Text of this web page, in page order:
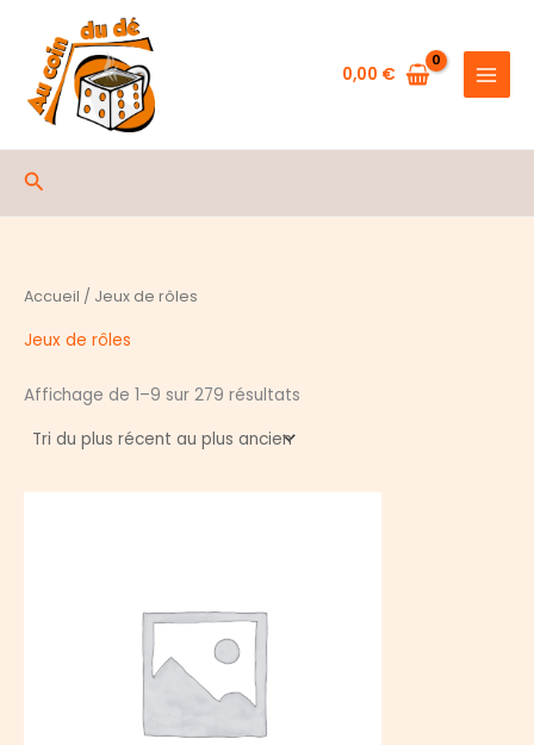
contenu
0,00 €
Rechercher
Accueil / Jeux de rôles
Jeux de rôles
Affichage de 1–9 sur 279 résultats
ancien